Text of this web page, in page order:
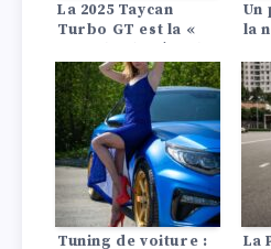
La 2025 Taycan
Turbo GT est la «
plus puissante de
tous les temps » et
elle bat tous les
records –
Découvrez ses
performances, ses
caractéristiques et
son autonomie.
Un
la
Tuning de voiture :
La